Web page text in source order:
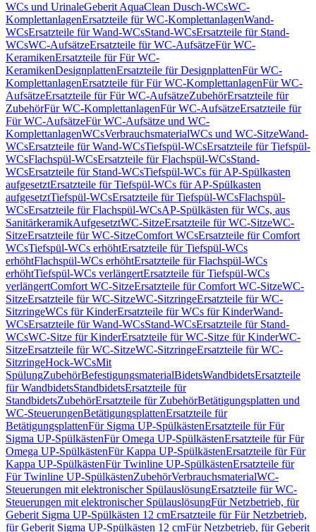
WCs und UrinaleGeberit AquaClean Dusch-WCsWC-
KomplettanlagenErsatzteile für WC-KomplettanlagenWand-
WCsErsatzteile für Wand-WCsStand-WCsErsatzteile für Stand-
WCsWC-AufsätzeErsatzteile für WC-AufsätzeFür WC-
KeramikenErsatzteile für Für WC-
KeramikenDesignplattenErsatzteile für DesignplattenFür WC-
KomplettanlagenErsatzteile für Für WC-KomplettanlagenFür WC-
AufsätzeErsatzteile für Für WC-AufsätzeZubehörErsatzteile für
ZubehörFür WC-KomplettanlagenFür WC-AufsätzeErsatzteile für
Für WC-AufsätzeFür WC-Aufsätze und WC-
KomplettanlagenWCsVerbrauchsmaterialWCs und WC-SitzeWand-
WCsErsatzteile für Wand-WCsTiefspül-WCsErsatzteile für Tiefspül-
WCsFlachspül-WCsErsatzteile für Flachspül-WCsStand-
WCsErsatzteile für Stand-WCsTiefspül-WCs für AP-Spülkasten
aufgesetztErsatzteile für Tiefspül-WCs für AP-Spülkasten
aufgesetztTiefspül-WCsErsatzteile für Tiefspül-WCsFlachspül-
WCsErsatzteile für Flachspül-WCsAP-Spülkästen für WCs, aus
SanitärkeramikAufgesetztWC-SitzeErsatzteile für WC-SitzeWC-
SitzeErsatzteile für WC-SitzeComfort WCsErsatzteile für Comfort
WCsTiefspül-WCs erhöhtErsatzteile für Tiefspül-WCs
erhöhtFlachspül-WCs erhöhtErsatzteile für Flachspül-WCs
erhöhtTiefspül-WCs verlängertErsatzteile für Tiefspül-WCs
verlängertComfort WC-SitzeErsatzteile für Comfort WC-SitzeWC-
SitzeErsatzteile für WC-SitzeWC-SitzringeErsatzteile für WC-
SitzringeWCs für KinderErsatzteile für WCs für KinderWand-
WCsErsatzteile für Wand-WCsStand-WCsErsatzteile für Stand-
WCsWC-Sitze für KinderErsatzteile für WC-Sitze für KinderWC-
SitzeErsatzteile für WC-SitzeWC-SitzringeErsatzteile für WC-
SitzringeHock-WCsMit
SpülungZubehörBefestigungsmaterialBidetsWandbidetsErsatzteile
für WandbidetsStandbidetsErsatzteile für
StandbidetsZubehörErsatzteile für ZubehörBetätigungsplatten und
WC-SteuerungenBetätigungsplattenErsatzteile für
BetätigungsplattenFür Sigma UP-SpülkästenErsatzteile für Für
Sigma UP-SpülkästenFür Omega UP-SpülkästenErsatzteile für Für
Omega UP-SpülkästenFür Kappa UP-SpülkästenErsatzteile für Für
Kappa UP-SpülkästenFür Twinline UP-SpülkästenErsatzteile für
Für Twinline UP-SpülkästenZubehörVerbrauchsmaterialWC-
Steuerungen mit elektronischer SpülauslösungErsatzteile für WC-
Steuerungen mit elektronischer SpülauslösungFür Netzbetrieb, für
Geberit Sigma UP-Spülkästen 12 cmErsatzteile für Für Netzbetrieb,
für Geberit Sigma UP-Spülkästen 12 cmFür Netzbetrieb, für Geberit